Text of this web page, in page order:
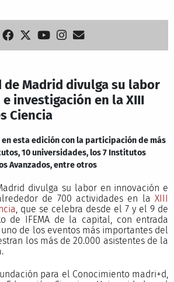
de Madrid divulga su labor
investigación en la XIII
Ciencia
esta edición con la participación de más
10 universidades, los 7 Institutos
Avanzados, entre otros
divulga su labor en innovación e
de 700 actividades en laXIII
, que se celebra desde el 7 y el 9 de
de IFEMA de la capital, con entrada
de los eventos más importantes del
los más de 20.000 asistentes de la
para el Conocimiento madri+d,